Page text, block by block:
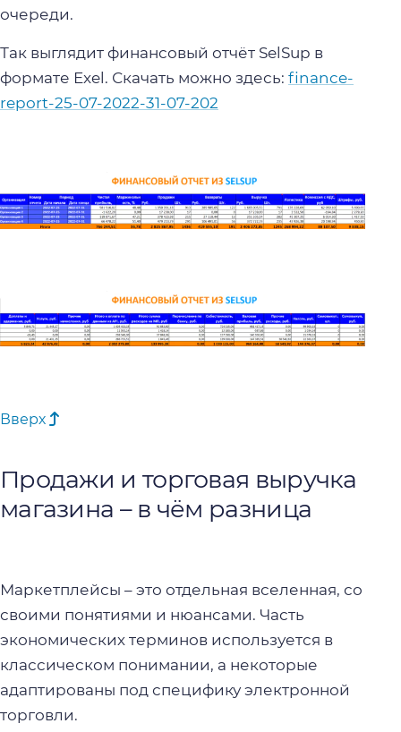
очереди.
Так выглядит финансовый отчёт SelSup в
формате Exel. Скачать можно здесь: finance-
report-25-07-2022-31-07-202
Вверх
Продажи и торговая выручка
магазина – в чём разница
Маркетплейсы – это отдельная вселенная, со
своими понятиями и нюансами. Часть
экономических терминов используется в
классическом понимании, а некоторые
адаптированы под специфику электронной
торговли.